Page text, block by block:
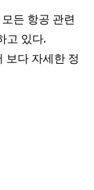
든 항공 관련
고 있다.
보다 자세한 정